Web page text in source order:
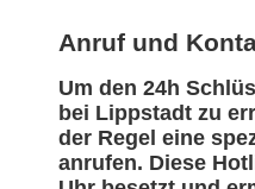
Anruf und
Um den 24h
bei Lippstadt zu
der Regel eine
anrufen. Diese